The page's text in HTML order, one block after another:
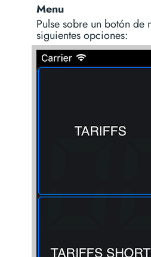
Menu
Pulse sobre un botón de
siguientes opciones: